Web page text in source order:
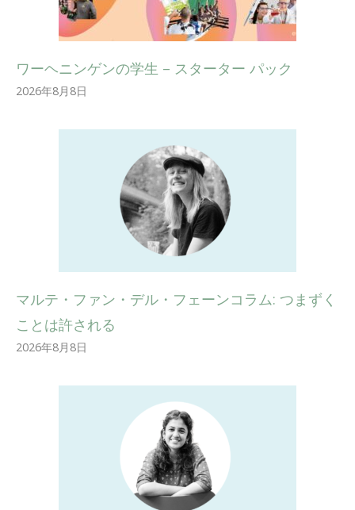
ワーヘニンゲンの学生 – スターター パック
2026年8月8日
マルテ・ファン・デル・フェーンコラム: つまずく
ことは許される
2026年8月8日